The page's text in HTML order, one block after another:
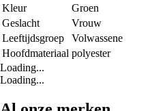
Kleur
Groen
Geslacht
Vrouw
Leeftijdsgroep
Volwassene
Hoofdmateriaal polyester
Loading...
Loading...